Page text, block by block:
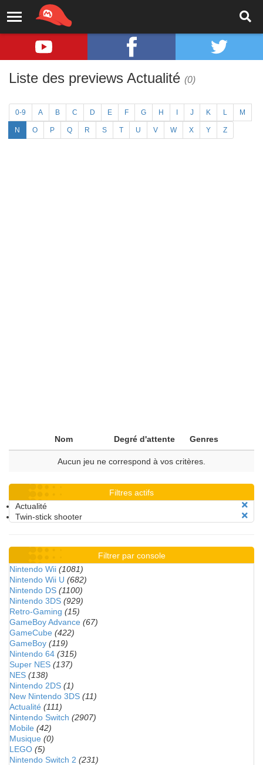
Liste des previews Actualité (0)
0-9 A B C D E F G H J K L M
N O P Q R S T U V W X Y Z
Nom Degré d'attente Genres
Aucun jeu ne correspond à vos critères.
Filtres actifs
Actualité
Twin-stick shooter
Filtrer par console
Nintendo Wii (1081)
Nintendo Wii U (682)
Nintendo DS (1100)
Nintendo 3DS (929)
Retro-Gaming (15)
GameBoy Advance (67)
GameCube (422)
GameBoy (119)
Nintendo 64 (315)
Super NES (137)
NES (138)
Nintendo 2DS (1)
New Nintendo 3DS (11)
Actualité (111)
Nintendo Switch (2907)
Mobile (42)
Musique (0)
LEGO (5)
Nintendo Switch 2 (231)